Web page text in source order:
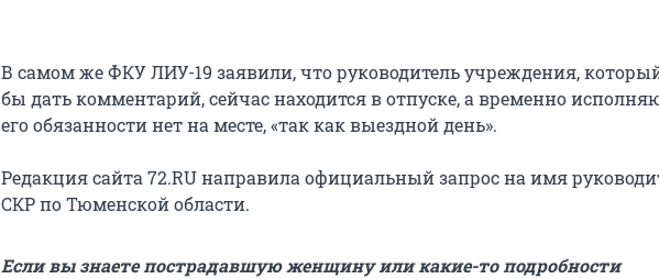
В самом же ФКУ ЛИУ-19 заявили, что руководитель учреждения,
бы дать комментарий, сейчас находится в отпуске, а временно
его обязанности нет на месте, «так как выездной день».
Редакция сайта 72.RU направила официальный запрос на имя
СКР по Тюменской области.
Если вы знаете пострадавшую женщину или какие-то подробности